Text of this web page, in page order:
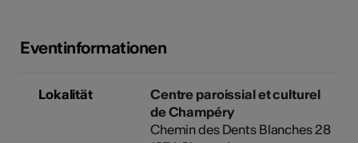
Eventinformationen
Lokalität
Centre paroissial et culturel
de Champéry
Chemin des Dents Blanches 28